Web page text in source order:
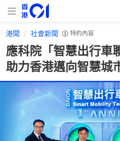
港聞 社會新聞 特約內容
應科院「智慧出行車
助力香港邁向智慧城